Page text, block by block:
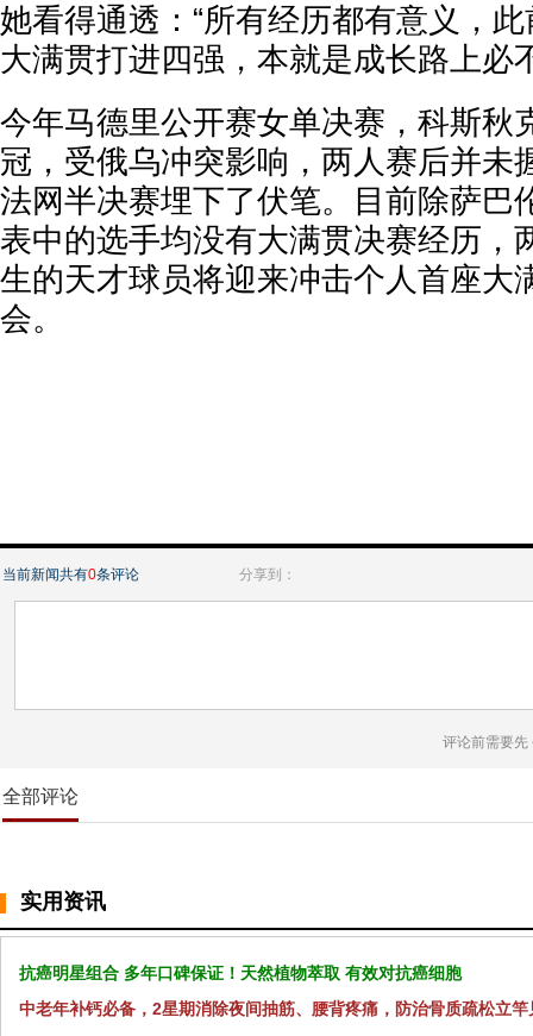
她看得通透：“所有经历都有意义，
大满贯打进四强，本就是成长路上必
今年马德里公开赛女单决赛，科斯秋
冠，受俄乌冲突影响，两人赛后并未
法网半决赛埋下了伏笔。目前除萨巴
表中的选手均没有大满贯决赛经历，
生的天才球员将迎来冲击个人首座大
会。
当前新闻共有0条评论 分享到：
评论前需要先
全部评论
实用资讯
抗癌明星组合 多年口碑保证！天然植物萃取 有效对抗癌细胞
中老年补钙必备，2星期消除夜间抽筋、腰背疼痛，防治骨质疏松立竿